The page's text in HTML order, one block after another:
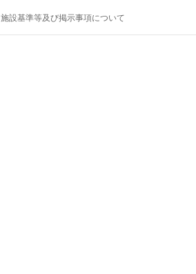
施設基準等及び掲示事項について